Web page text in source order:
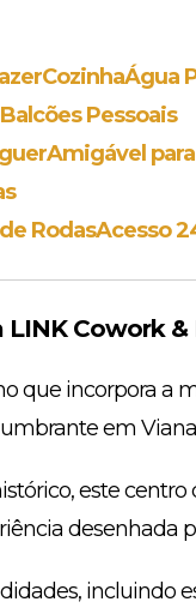
CozinhaÁgua
Balcões Pessoais
Amigável
RodasAcesso
Cowork
que incorpora a
em
este
desenhada
incluindo